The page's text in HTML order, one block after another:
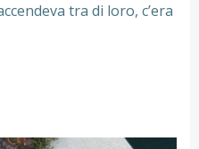
tra di loro, c’era